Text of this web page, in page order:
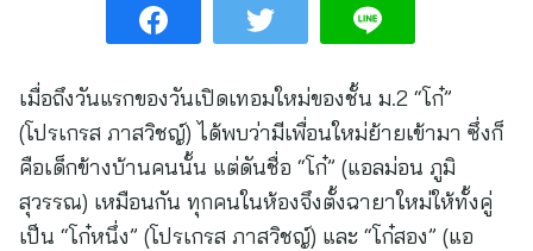
เมื่อถึงวันแรกของวันเปิดเทอมใหม่ของชั้น ม.2 “โก๋”
(โปรเกรส ภาสวิชญ์) ได้พบว่ามีเพื่อนใหม่ย้ายเข้ามา ซึ่งก็
คือเด็กข้างบ้านคนนั้น แต่ดันชื่อ “โก๋” (แอลม่อน ภูมิ
สุวรรณ) เหมือนกัน ทุกคนในห้องจึงตั้งฉายาใหม่ให้ทั้งคู่
เป็น “โก๋หนึ่ง” (โปรเกรส ภาสวิชญ์) และ “โก๋สอง” (แอ